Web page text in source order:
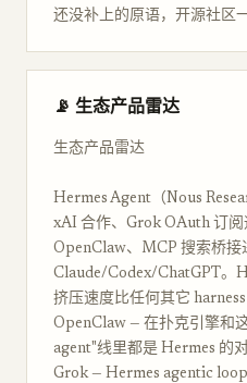
还没补上的原语，开源社区
📡 生态产品雷达
生态产品雷达
Hermes Agent（Nous
xAI 合作、Grok OAuth 订
OpenClaw、MCP 搜索桥接
Claude/Codex/ChatGPT。
挤压速度比任何其它 harness
OpenClaw — 在扑克引擎和
agent"线里都是 Hermes 的对
Grok — Hermes agentic